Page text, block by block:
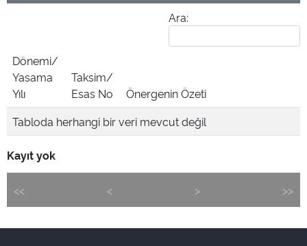
Ara:
Dönemi/
Yasama
Yılı
Taksim/
Esas No
Önergenin Özeti
Tabloda herhangi bir veri mevcut değil
Kayıt yok
<< < > >>